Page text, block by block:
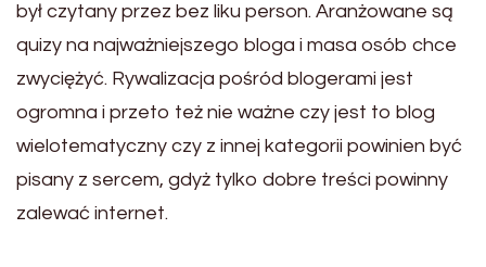
był czytany przez bez liku person. Aranżowane są
quizy na najważniejszego bloga i masa osób chce
zwyciężyć. Rywalizacja pośród blogerami jest
ogromna i przeto też nie ważne czy jest to blog
wielotematyczny czy z innej kategorii powinien być
pisany z sercem, gdyż tylko dobre treści powinny
zalewać internet.